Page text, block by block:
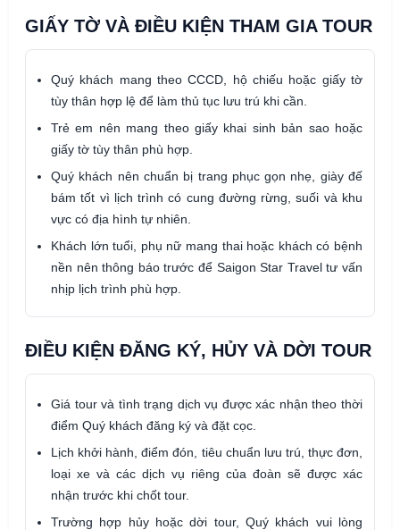
GIẤY TỜ VÀ ĐIỀU KIỆN THAM GIA TOUR
Quý khách mang theo CCCD, hộ chiếu hoặc giấy tờ
tùy thân hợp lệ để làm thủ tục lưu trú khi cần.
Trẻ em nên mang theo giấy khai sinh bản sao hoặc
giấy tờ tùy thân phù hợp.
Quý khách nên chuẩn bị trang phục gọn nhẹ, giày đế
bám tốt vì lịch trình có cung đường rừng, suối và khu
vực có địa hình tự nhiên.
Khách lớn tuổi, phụ nữ mang thai hoặc khách có bệnh
nền nên thông báo trước để Saigon Star Travel tư vấn
nhịp lịch trình phù hợp.
ĐIỀU KIỆN ĐĂNG KÝ, HỦY VÀ DỜI TOUR
Giá tour và tình trạng dịch vụ được xác nhận theo thời
điểm Quý khách đăng ký và đặt cọc.
Lịch khởi hành, điểm đón, tiêu chuẩn lưu trú, thực đơn,
loại xe và các dịch vụ riêng của đoàn sẽ được xác
nhận trước khi chốt tour.
Trường hợp hủy hoặc dời tour, Quý khách vui lòng